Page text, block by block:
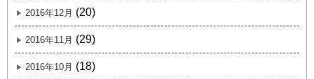
2016年12月 (20)
2016年11月 (29)
2016年10月 (18)